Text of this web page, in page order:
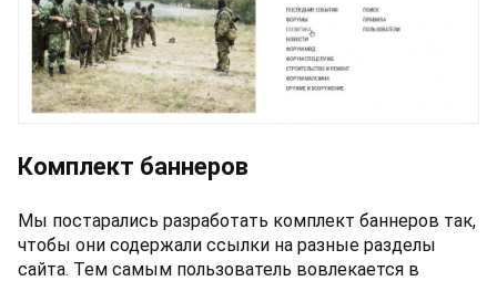
Комплект баннеров
Мы постарались разработать комплект баннеров так,
чтобы они содержали ссылки на разные разделы
сайта. Тем самым пользователь вовлекается в